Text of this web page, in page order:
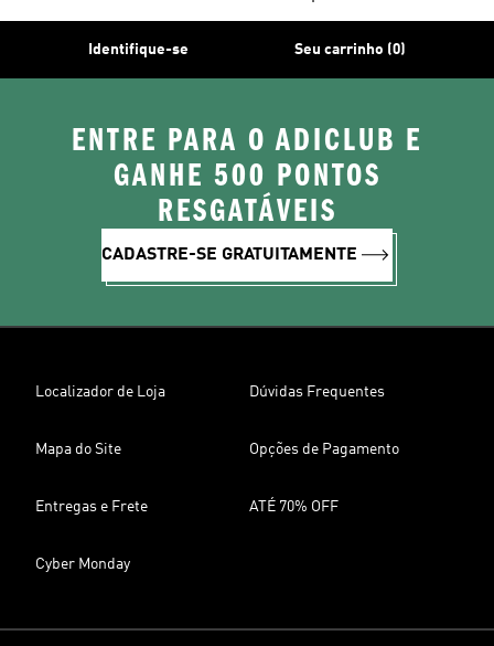
Identifique-se Seu carrinho (0)
ENTRE PARA O ADICLUB E
GANHE 500 PONTOS
RESGATÁVEIS
CADASTRE-SE GRATUITAMENTE
Localizador de Loja Dúvidas Frequentes
Mapa do Site Opções de Pagamento
Entregas e Frete ATÉ 70% OFF
Cyber Monday